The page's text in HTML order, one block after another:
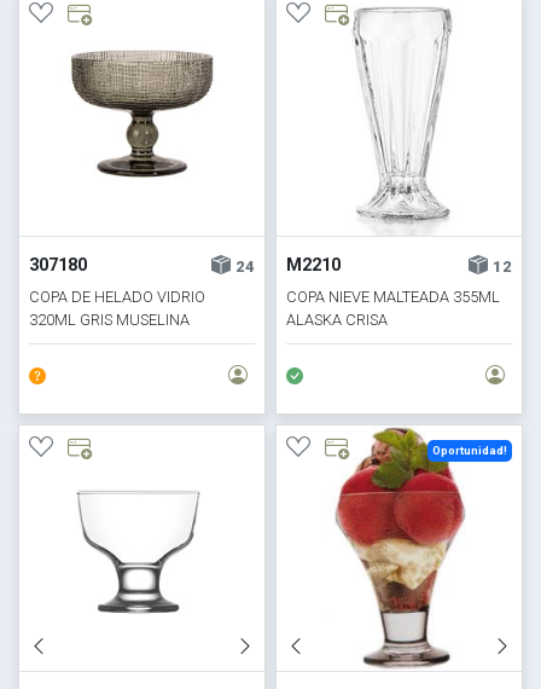
307180
24
COPA DE HELADO VIDRIO
320ML GRIS MUSELINA
M2210
12
COPA NIEVE MALTEADA 355ML
ALASKA CRISA
Oportunidad!